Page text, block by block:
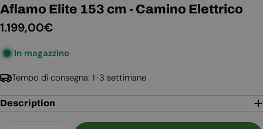
Aflamo Elite 153 cm - Camino Elettrico
Prezzo
1.199,00€
In magazzino
Tempo di consegna: 1-3 settimane
Description